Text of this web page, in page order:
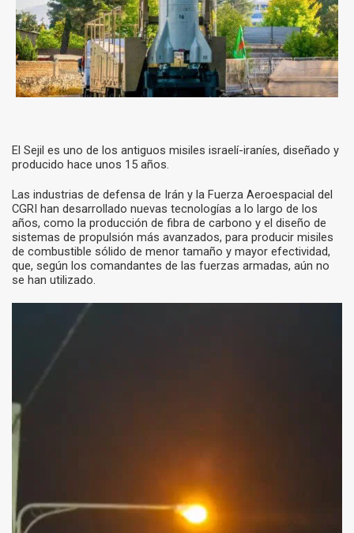
El Sejil es uno de los antiguos misiles israelí-iraníes, diseñado y
producido hace unos 15 años.
Las industrias de defensa de Irán y la Fuerza Aeroespacial del
CGRI han desarrollado nuevas tecnologías a lo largo de los
años, como la producción de fibra de carbono y el diseño de
sistemas de propulsión más avanzados, para producir misiles
de combustible sólido de menor tamaño y mayor efectividad,
que, según los comandantes de las fuerzas armadas, aún no
se han utilizado.